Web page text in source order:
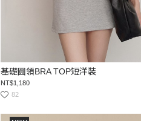
基礎圓領BRA TOP短洋裝
NT$1,180
82